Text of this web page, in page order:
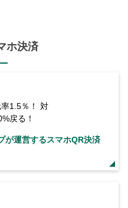
ホ決済
1.5％！ 対
戻る！
が運営するスマホQR決済